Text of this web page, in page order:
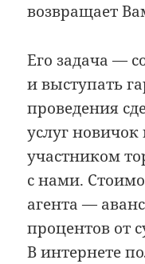
возвращает
Его задача —
и выступать
проведения
услуг
участником
с нами.
агента —
процентов от
В интернете